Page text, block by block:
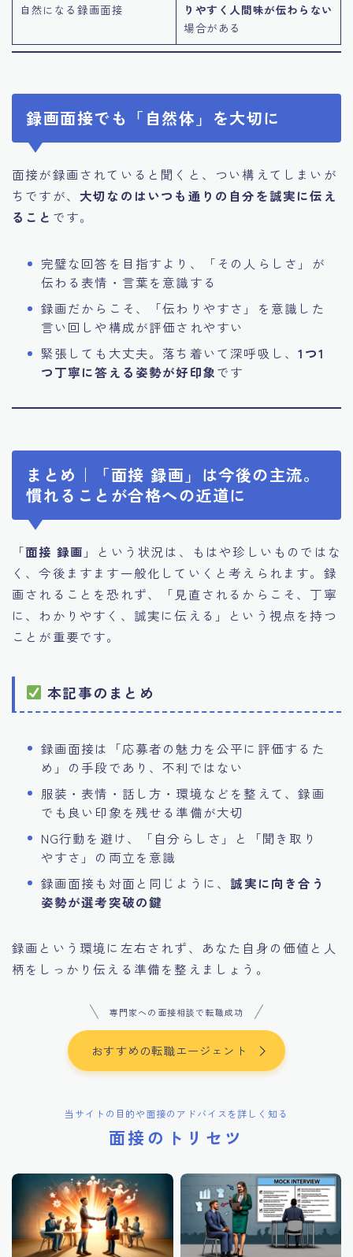
自然になる録画面接
りやすく人間味が伝わらない
場合がある
録画面接でも「自然体」を大切に
面接が録画されていると聞くと、つい構えてしまいが
ちですが、 大切なのはいつも通りの自分を誠実に伝え
ること です。
完璧な回答を目指すより、「その人らしさ」が
伝わる表情・言葉を意識する
録画だからこそ、「伝わりやすさ」を意識した
言い回しや構成が評価されやすい
緊張しても大丈夫。落ち着いて深呼吸し、1つ1
つ丁寧に答える姿勢が好印象です
まとめ｜「面接 録画」は今後の主流。
慣れることが合格への近道に
「面接 録画 」という状況は、もはや珍しいものではな
く、今後ますます一般化していくと考えられます。録
画されることを恐れず、「見直されるからこそ、丁寧
に、わかりやすく、誠実に伝える」という視点を持つ
ことが重要です。
本記事のまとめ
録画面接は「応募者の魅力を公平に評価するた
め」の手段であり、不利ではない
服装・表情・話し方・環境などを整えて、録画
でも良い印象を残せる準備が大切
NG行動を避け、「自分らしさ」と「聞き取り
やすさ」の両立を意識
録画面接も対面と同じように、誠実に向き合う
姿勢が選考突破の鍵
録画という環境に左右されず、あなた自身の価値と人
柄をしっかり伝える準備を整えましょう。
専門家への面接相談で転職成功
おすすめの転職エージェント
当サイトの目的や面接のアドバイスを詳しく知る
面接のトリセツ